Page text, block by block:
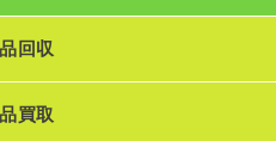
回収
買取